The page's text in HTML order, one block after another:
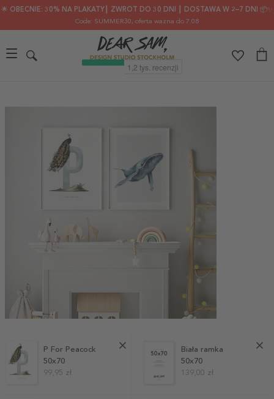
🌟 OBECNIE: 30% NA PLAKATY┃ ZWROT DO 30 DNI ┃ DOSTAWA W 2–7 DNI 📦✨
Code: SUMMER30, oferta ważna do 7.08
P For Peacock
50x70
99,95 zł
Biała ramka
50x70
139,00 zł